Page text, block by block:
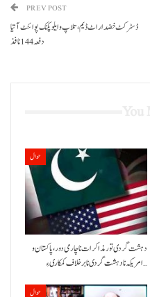
PREV POST
ڈسٹرکٹ خضدار اٹ ڈیم، تلاپ و ایلو پکنک پوائنٹ آتیا
دفعہ 144 نافذ
حوال
دہشت گردی تور مذاکرات نا چارمی دور،پاکستان و
امریکہ نا دہشت گردی نا برخلاف کمکاری ءِ…
حوال